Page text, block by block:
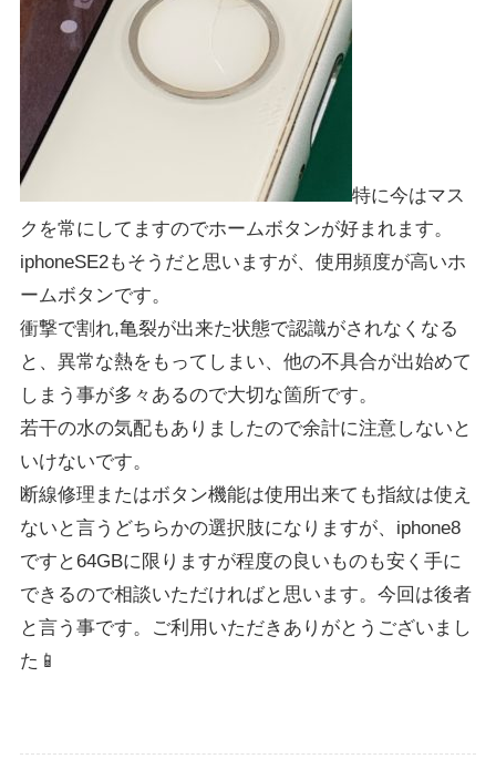
特に今はマス
クを常にしてますのでホームボタンが好まれます。
iphoneSE2もそうだと思いますが、使用頻度が高いホ
ームボタンです。
衝撃で割れ,亀裂が出来た状態で認識がされなくなる
と、異常な熱をもってしまい、他の不具合が出始めて
しまう事が多々あるので大切な箇所です。
若干の水の気配もありましたので余計に注意しないと
いけないです。
断線修理またはボタン機能は使用出来ても指紋は使え
ないと言うどちらかの選択肢になりますが、iphone8
ですと64GBに限りますが程度の良いものも安く手に
できるので相談いただければと思います。今回は後者
と言う事です。ご利用いただきありがとうございまし
た📱